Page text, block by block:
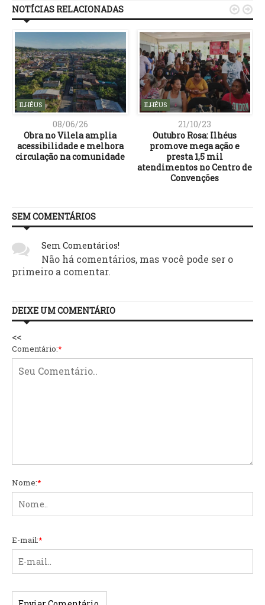
NOTÍCIAS RELACIONADAS
ILHÉUS
08/06/26
Obra no Vilela amplia
acessibilidade e melhora
circulação na comunidade
ILHÉUS
21/10/23
Outubro Rosa: Ilhéus
promove mega ação e
presta 1,5 mil
atendimentos no Centro de
Convenções
 
SEM COMENTÁRIOS
Sem Comentários!
Não há comentários, mas você pode ser o
primeiro a comentar.
DEIXE UM COMENTÁRIO
<<
Comentário:*
Nome:*
E-mail:*